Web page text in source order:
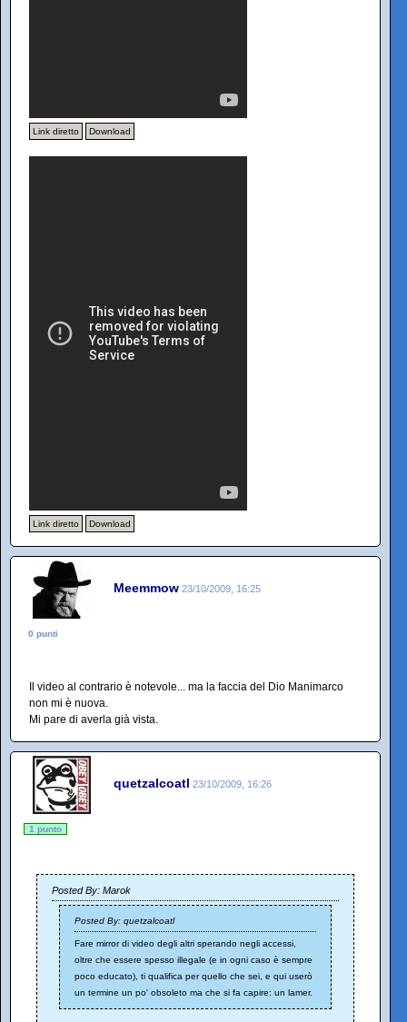
Link diretto Download
Link diretto Download
Meemmow 23/10/2009, 16:25
0 punti
Il video al contrario è notevole... ma la faccia del Dio Manimarco
non mi è nuova.
Mi pare di averla già vista.
quetzalcoatl 23/10/2009, 16:26
1 punto
Posted By: Marok
Posted By: quetzalcoatl
Fare mirror di video degli altri sperando negli accessi,
oltre che essere spesso illegale (e in ogni caso è sempre
poco educato), ti qualifica per quello che sei, e qui userò
un termine un po' obsoleto ma che si fa capire: un lamer.